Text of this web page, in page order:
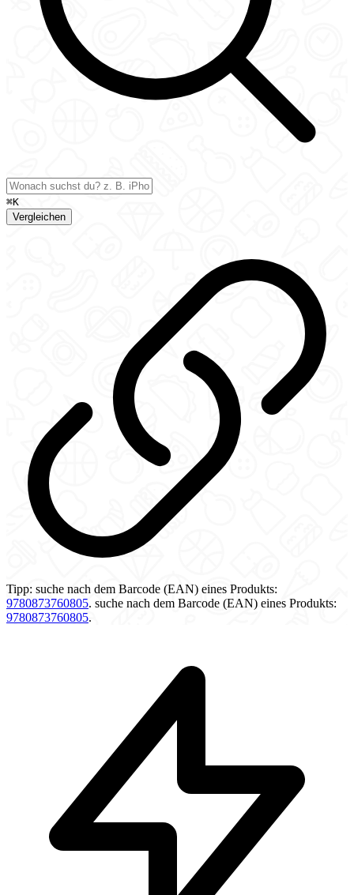
⌘K
Vergleichen
Tipp: suche nach dem Barcode (EAN) eines Produkts:
9780873760805. suche nach dem Barcode (EAN) eines Produkts:
9780873760805.